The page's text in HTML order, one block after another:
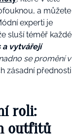
a můžete
experti je
sluší téměř každé
a vytvářejí
se promění v
zásadní přednosti
roli:
outfitů